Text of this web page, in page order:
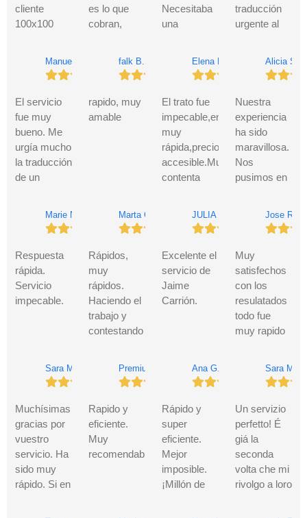
cliente
100x100
recomendado
sin duda
alguna.
Gracias
muy
amables
es lo que
cobran,
excelente
servicio.
100%
recomendables.
servicios 2
despues, y
siguen
siendo
buenisimos,
es mas, el
trabajo en
realizado.
(2026) mas
recomendables
Necesitaba
una
partida de
nacimiento y
los localicé
a través de
internet. La
experiencia
ha sido
inmejorable:
desde el
contacto,
facilitando
todo el
proceso.
ya que al día
siguiente ya
traducción
lista, y el
envío a
domicilio
llegó
rapidísimo.
traducción
urgente al
Innovación y
Universidades
y me la han
entregado
aún más
rápido de lo
que
esperaba.
Manuel M.
El servicio
fue muy
bueno. Me
urgía mucho
la traducción
de un
Ministerio y
actuaron
con rapidez.
Han
mostrado
una imagen
falk B.
rapido, muy
amable
Elena Liliana R.
El trato fue
impecable,entrega
muy
rápida,precio
accesible.Muy
contenta
Jurada TV.
Alicia S.
Nuestra
experiencia
ha sido
maravillosa.
Nos
pusimos en
todo fueron
facilidades.
El trabajo
exquisito y
muy
rápidos.
Los
recomiendo
Marie N.
Respuesta
rápida.
Servicio
impecable.
Marta C.
Rápidos,
muy
rápidos.
Haciendo el
trabajo y
contestando
profesionalidad.
recomendables.
JULIA R.
Excelente el
servicio de
Jaime
Carrión.
Jose R.
Muy
satisfechos
con los
resulatados
todo fue
muy rapido
Sara Miró G.
Muchísimas
gracias por
vuestro
servicio. Ha
sido muy
rápido. Si en
Premium S.
Rapido y
eficiente.
Muy
recomendable!
Ana G.
Rápido y
super
eficiente.
Mejor
imposible.
¡Millón de
Sara M.
Un servizio
perfetto! É
giá la
seconda
volta che mi
rivolgo a loro